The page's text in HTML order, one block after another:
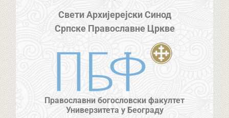
Свети Архијерејски Синод
Српске Православне Цркве
Православни богословски факултет
Универзитета у Београду